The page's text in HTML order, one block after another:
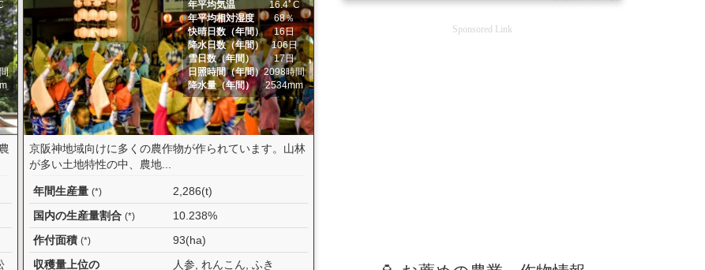
年平均気温
16.4ﾟC
年平均相対湿度
68％
快晴日数（年間）
16日
降水日数（年間）
106日
雪日数（年間）
17日
日照時間（年間）2098時間
降水量（年間）
2534mm
京阪神地域向けに多くの農作物が作られています。山林
が多い土地特性の中、農地...
年間生産量 (*)
2,286(t)
国内の生産量割合 (*)
10.238%
作付面積 (*)
93(ha)
収穫量上位の
人参, れんこん, ふき
Sponsored Link